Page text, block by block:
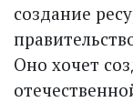
создание
Оно хочет